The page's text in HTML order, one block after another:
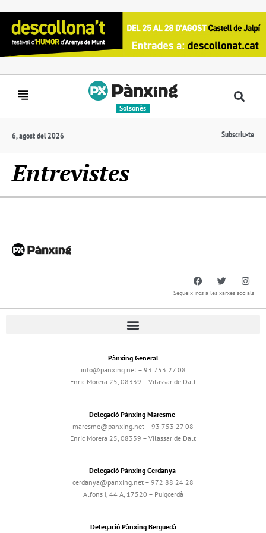
Solsonès
6, agost del 2026 Subscriu-te
Entrevistes
Segueix-nos a les xarxes socials
Pànxing General
info@panxing.net – 93 753 27 08
Enric Morera 25, 08339 – Vilassar de Dalt
Delegació Pànxing Maresme
maresme@panxing.net – 93 753 27 08
Enric Morera 25, 08339 – Vilassar de Dalt
Delegació Pànxing Cerdanya
cerdanya@panxing.net – 972 88 24 28
Alfons I, 44 A, 17520 – Puigcerdà
Delegació Pànxing Berguedà